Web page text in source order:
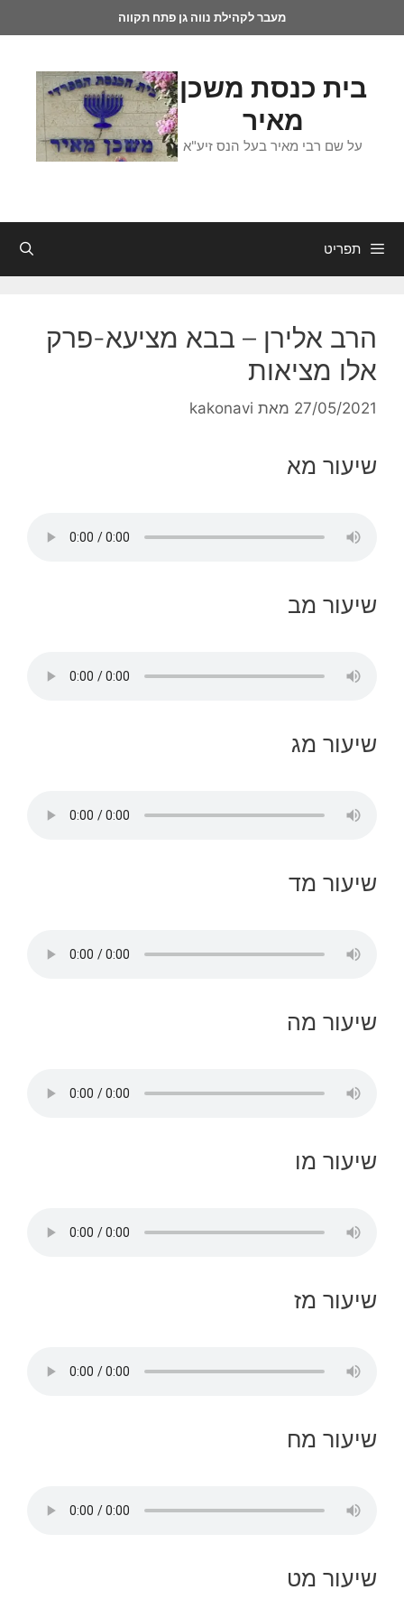
מעבר לקהילת נווה גן פתח תקווה
בית כנסת משכן
מאיר
על שם רבי מאיר בעל הנס זיע"א
תפריט
הרב אלירן – בבא מציעא-פרק
אלו מציאות
27/05/2021 מאת kakonavi
שיעור מא
שיעור מב
שיעור מג
שיעור מד
שיעור מה
שיעור מו
שיעור מז
שיעור מח
שיעור מט